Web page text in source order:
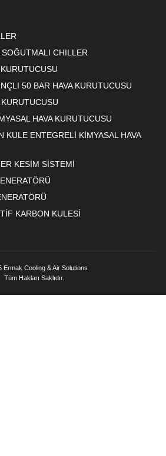
SOĞUTMALI CHILLER
50 BAR HAVA KURUTUCUSU
HAVA KURUTUCUSU
KULE ENTEGRELİ KİMYASAL HAVA
KESİM SİSTEMİ
KARBON KULESİ
Ermak Cooling & Air Solutions
Tüm Hakları Saklıdır.